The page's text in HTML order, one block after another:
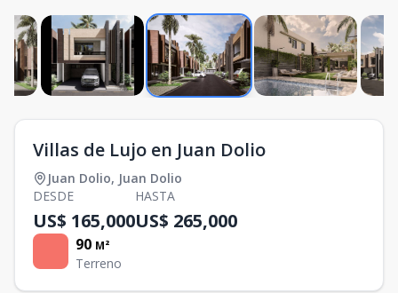
Villas de Lujo en Juan Dolio
Juan Dolio, Juan Dolio
DESDE
US$ 165,000
HASTA
US$ 265,000
90 M²
Terreno